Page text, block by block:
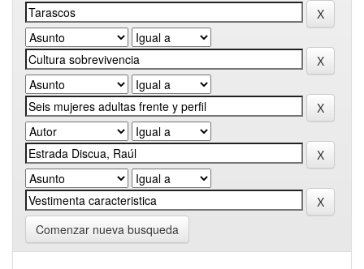
Comenzar nueva busqueda